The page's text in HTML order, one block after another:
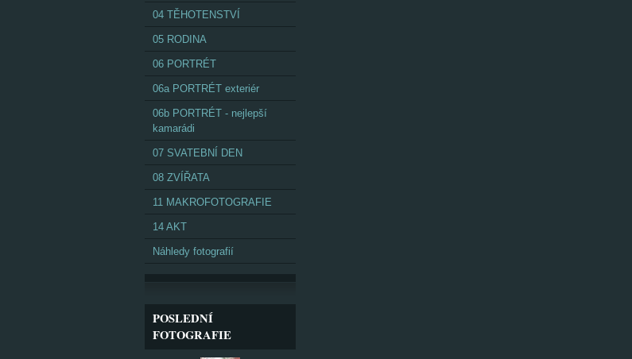
04 TĚHOTENSTVÍ
05 RODINA
06 PORTRÉT
06a PORTRÉT exteriér
06b PORTRÉT - nejlepší
kamarádi
07 SVATEBNÍ DEN
08 ZVÍŘATA
11 MAKROFOTOGRAFIE
14 AKT
Náhledy fotografií
POSLEDNÍ
FOTOGRAFIE